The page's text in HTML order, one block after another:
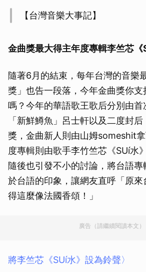
【台灣音樂大事記】
金曲獎最大得主年度專輯李竺芯《
隨著6月的結束，每年台灣的音樂
獎」也告一段落，今年金曲獎你支
嗎？今年的華語歌王歌后分別由首
「新鮮鱒魚」呂士軒以及二度封
獎，金曲新人則由山姆someshit
度專輯則由歌手李竹竺芯《SUí水
隨後也引發不小的討論，將台語
於台語的印象，讓網友直呼「原
得這麼像法國香頌！」
廣告（請繼續閱讀本文）
將李竺芯《SUí水》設為鈴聲〉